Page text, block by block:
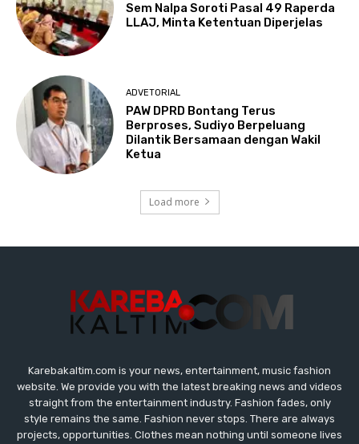
Karebakaltim.com is your news, entertainment, music fashion
website. We provide you with the latest breaking news and videos
straight from the entertainment industry. Fashion fades, only
style remains the same. Fashion never stops. There are always
projects, opportunities. Clothes mean nothing until someone lives